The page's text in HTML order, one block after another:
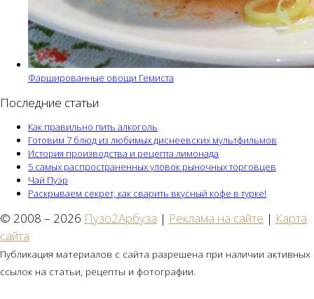
Фаршированные овощи Гемиста
Последние статьи
Как правильно пить алкоголь
Готовим 7 блюд из любимых диснеевских мультфильмов
История производства и рецепта лимонада
5 самых распространенных уловок рыночных торговцев
Чай Пуэр
Раскрываем секрет, как сварить вкусный кофе в турке!
© 2008 – 2026 Пузо2Арбуза | Реклама на сайте | Карта
сайта
Публикация материалов с сайта разрешена при наличии активных
ссылок на статьи, рецепты и фотографии.